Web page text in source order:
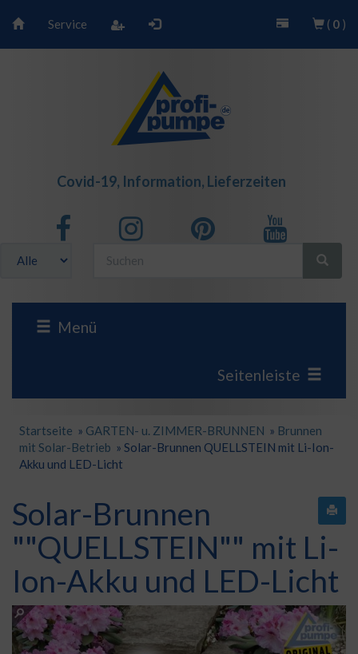
Service ( 0 )
Covid-19, Information, Lieferzeiten
Menü
Seitenleiste
Startseite » GARTEN- u. ZIMMER-BRUNNEN » Brunnen
mit Solar-Betrieb » Solar-Brunnen QUELLSTEIN mit Li-Ion-
Akku und LED-Licht
Solar-Brunnen
""QUELLSTEIN"" mit Li-
Ion-Akku und LED-Licht